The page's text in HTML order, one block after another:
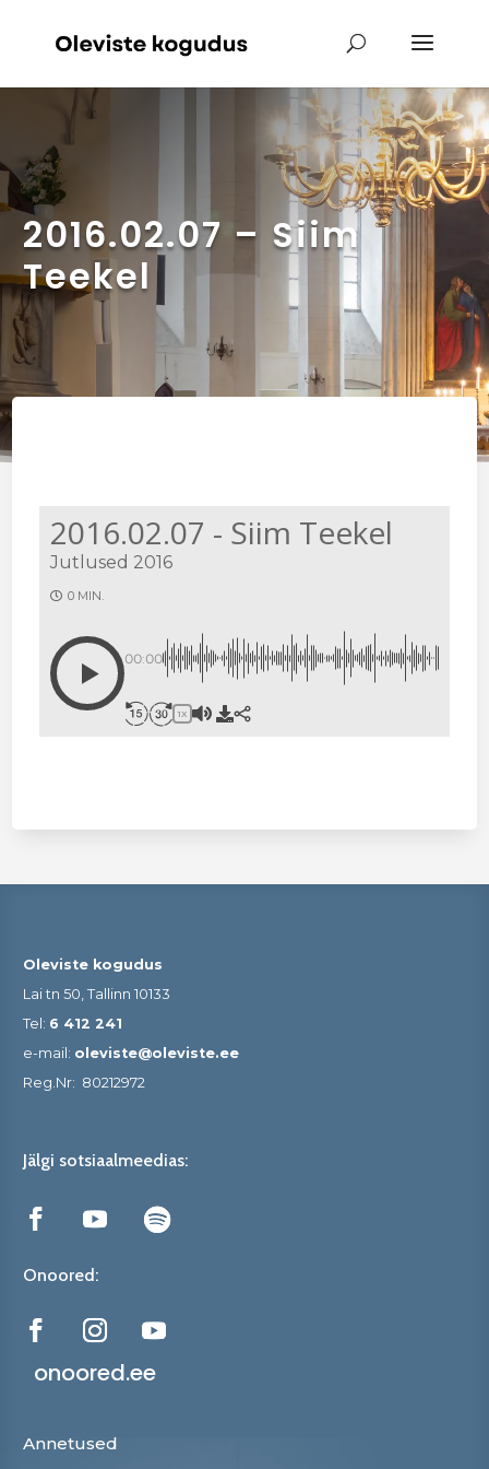
2016.02.07 – Siim
Teekel
2016.02.07 - Siim Teekel
Jutlused 2016
0 MIN.
00:00
1X
Oleviste kogudus
Lai tn 50, Tallinn 10133
Tel: 6 412 241
e-mail: oleviste@oleviste.ee
Reg.Nr: 80212972
Jälgi sotsiaalmeedias:
Onoored:
onoored.ee
Annetused